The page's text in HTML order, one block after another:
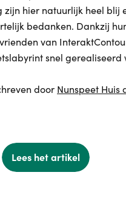
hier natuurlijk heel blij
bedanken. Dankzij
van
snel gerealiseerd
door Nunspeet Huis
Lees het artikel